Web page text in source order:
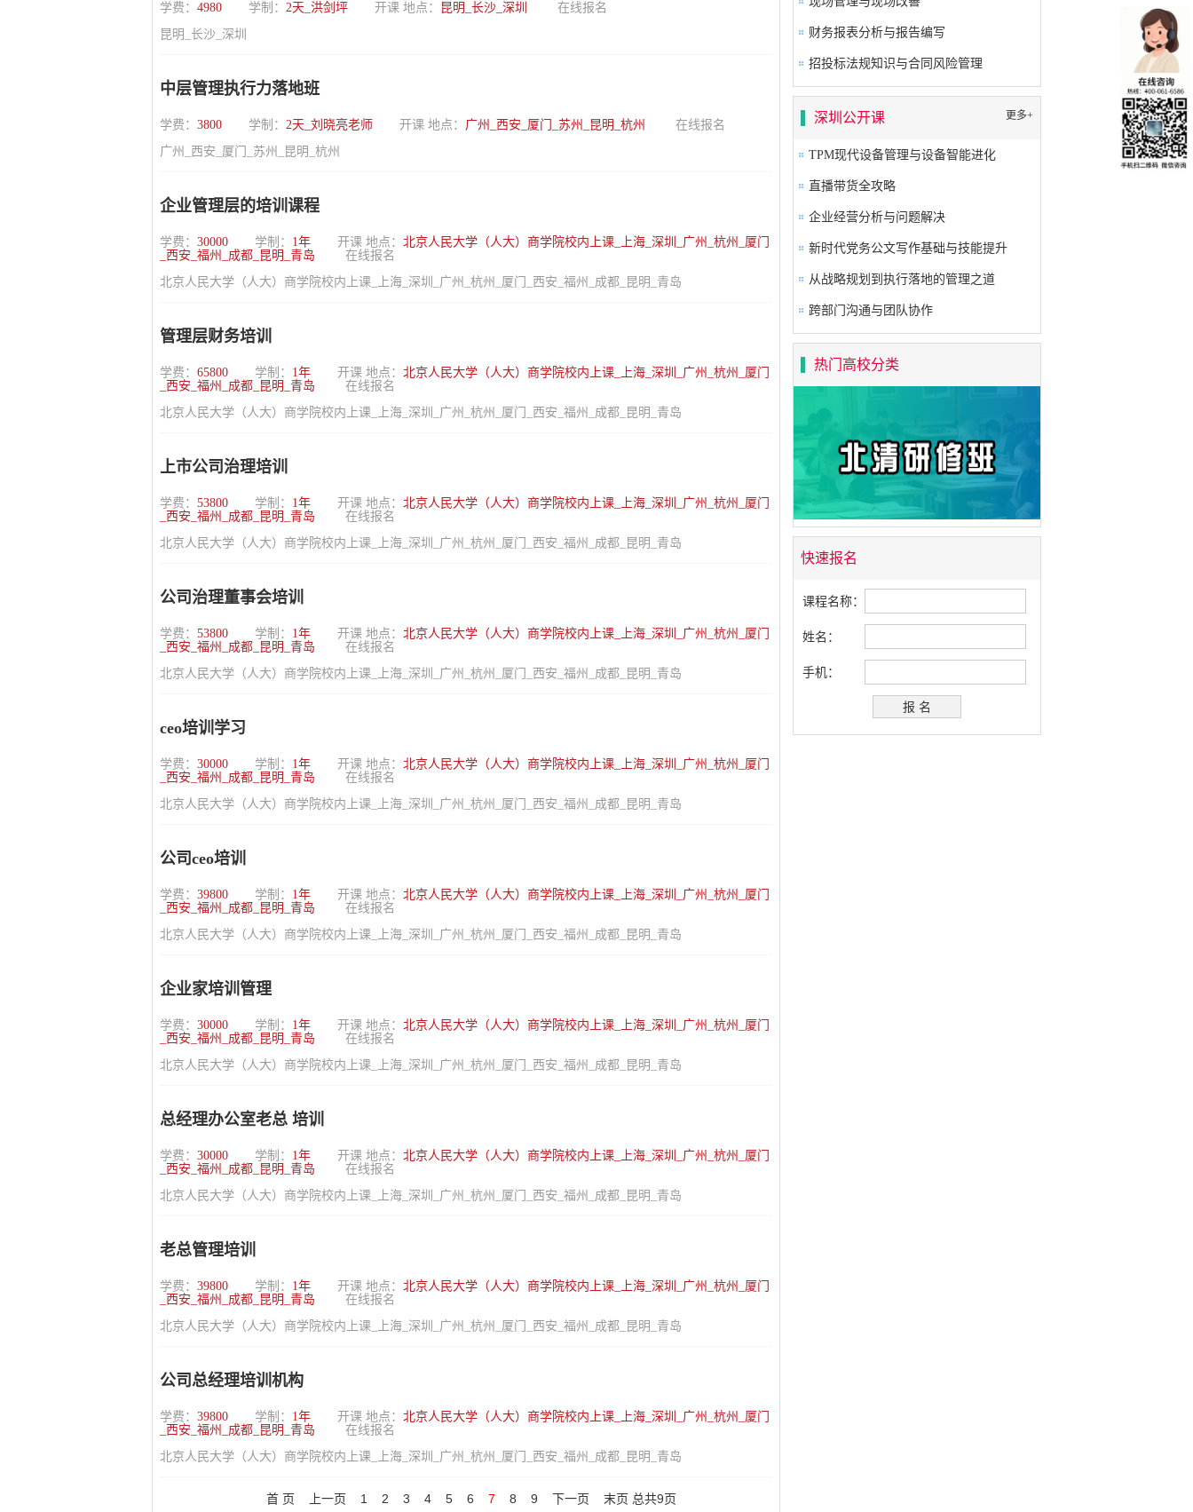
学费： 4980 学制： 2天_洪剑坪 开课 地点： 昆明_长沙_深圳
在线报名
昆明_长沙_深圳
中层管理执行力落地班
学费： 3800 学制： 2天_刘晓亮老师 开课 地点： 广州_西安_厦门_苏州_昆明_杭州
在线报名
广州_西安_厦门_苏州_昆明_杭州
企业管理层的培训课程
学费： 30000 学制： 1年 开课 地点： 北京人民大学（人大）商学院校内上课_上海_深圳_广州_杭州_厦门
_西安_福州_成都_昆明_青岛
在线报名
北京人民大学（人大）商学院校内上课_上海_深圳_广州_杭州_厦门_西安_福州_成都_昆明_青岛
管理层财务培训
学费： 65800 学制： 1年 开课 地点： 北京人民大学（人大）商学院校内上课_上海_深圳_广州_杭州_厦门
_西安_福州_成都_昆明_青岛
在线报名
北京人民大学（人大）商学院校内上课_上海_深圳_广州_杭州_厦门_西安_福州_成都_昆明_青岛
上市公司治理培训
学费： 53800 学制： 1年 开课 地点： 北京人民大学（人大）商学院校内上课_上海_深圳_广州_杭州_厦门
_西安_福州_成都_昆明_青岛
在线报名
北京人民大学（人大）商学院校内上课_上海_深圳_广州_杭州_厦门_西安_福州_成都_昆明_青岛
公司治理董事会培训
学费： 53800 学制： 1年 开课 地点： 北京人民大学（人大）商学院校内上课_上海_深圳_广州_杭州_厦门
_西安_福州_成都_昆明_青岛
在线报名
北京人民大学（人大）商学院校内上课_上海_深圳_广州_杭州_厦门_西安_福州_成都_昆明_青岛
ceo培训学习
学费： 30000 学制： 1年 开课 地点： 北京人民大学（人大）商学院校内上课_上海_深圳_广州_杭州_厦门
_西安_福州_成都_昆明_青岛
在线报名
北京人民大学（人大）商学院校内上课_上海_深圳_广州_杭州_厦门_西安_福州_成都_昆明_青岛
公司ceo培训
学费： 39800 学制： 1年 开课 地点： 北京人民大学（人大）商学院校内上课_上海_深圳_广州_杭州_厦门
_西安_福州_成都_昆明_青岛
在线报名
北京人民大学（人大）商学院校内上课_上海_深圳_广州_杭州_厦门_西安_福州_成都_昆明_青岛
企业家培训管理
学费： 30000 学制： 1年 开课 地点： 北京人民大学（人大）商学院校内上课_上海_深圳_广州_杭州_厦门
_西安_福州_成都_昆明_青岛
在线报名
北京人民大学（人大）商学院校内上课_上海_深圳_广州_杭州_厦门_西安_福州_成都_昆明_青岛
总经理办公室老总 培训
学费： 30000 学制： 1年 开课 地点： 北京人民大学（人大）商学院校内上课_上海_深圳_广州_杭州_厦门
_西安_福州_成都_昆明_青岛
在线报名
北京人民大学（人大）商学院校内上课_上海_深圳_广州_杭州_厦门_西安_福州_成都_昆明_青岛
老总管理培训
学费： 39800 学制： 1年 开课 地点： 北京人民大学（人大）商学院校内上课_上海_深圳_广州_杭州_厦门
_西安_福州_成都_昆明_青岛
在线报名
北京人民大学（人大）商学院校内上课_上海_深圳_广州_杭州_厦门_西安_福州_成都_昆明_青岛
公司总经理培训机构
学费： 39800 学制： 1年 开课 地点： 北京人民大学（人大）商学院校内上课_上海_深圳_广州_杭州_厦门
_西安_福州_成都_昆明_青岛
在线报名
北京人民大学（人大）商学院校内上课_上海_深圳_广州_杭州_厦门_西安_福州_成都_昆明_青岛
首 页 上一页 1 2 3 4 5 6 7 8 9 下一页 末页 总共9页
财务报表分析与报告编写
招投标法规知识与合同风险管理
深圳公开课 更多+
TPM现代设备管理与设备智能进化
直播带货全攻略
企业经营分析与问题解决
新时代党务公文写作基础与技能提升
从战略规划到执行落地的管理之道
跨部门沟通与团队协作
热门高校分类
快速报名
课程名称：
姓名：
手机：